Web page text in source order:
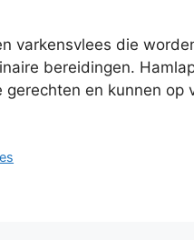
varkensvlees die
bereidingen.
en kunnen op